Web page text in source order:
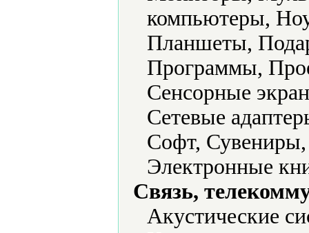
компьютеры,
Планшеты,
Программы,
Сенсорные
Сетевые
Софт,
Электронные
Связь,
Акустические